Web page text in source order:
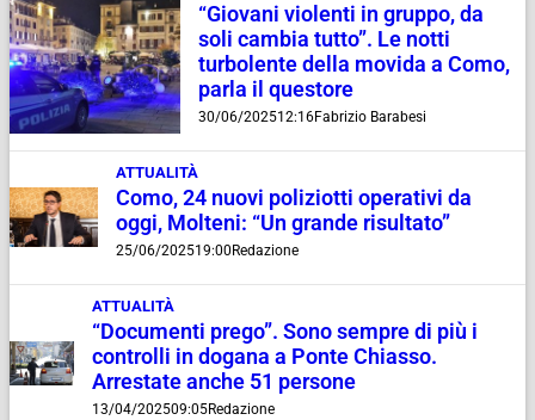
“Giovani violenti in gruppo, da
soli cambia tutto”. Le notti
turbolente della movida a Como,
parla il questore
30/06/202512:16Fabrizio Barabesi
ATTUALITÀ
Como, 24 nuovi poliziotti operativi da
oggi, Molteni: “Un grande risultato”
25/06/202519:00Redazione
ATTUALITÀ
“Documenti prego”. Sono sempre di più i
controlli in dogana a Ponte Chiasso.
Arrestate anche 51 persone
13/04/202509:05Redazione